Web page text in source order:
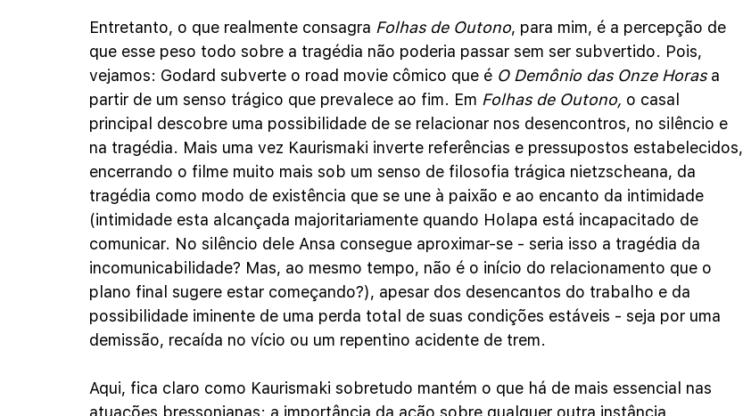
Entretanto, o que realmente consagra Folhas de Outono, para mim, é a percepção de
que esse peso todo sobre a tragédia não poderia passar sem ser subvertido. Pois,
vejamos: Godard subverte o road movie cômico que é O Demônio das Onze Horas a
partir de um senso trágico que prevalece ao fim. Em Folhas de Outono, o casal
principal descobre uma possibilidade de se relacionar nos desencontros, no silêncio e
na tragédia. Mais uma vez Kaurismaki inverte referências e pressupostos estabelecidos,
encerrando o filme muito mais sob um senso de filosofia trágica nietzscheana, da
tragédia como modo de existência que se une à paixão e ao encanto da intimidade
(intimidade esta alcançada majoritariamente quando Holapa está incapacitado de
comunicar. No silêncio dele Ansa consegue aproximar-se - seria isso a tragédia da
incomunicabilidade? Mas, ao mesmo tempo, não é o início do relacionamento que o
plano final sugere estar começando?), apesar dos desencantos do trabalho e da
possibilidade iminente de uma perda total de suas condições estáveis - seja por uma
demissão, recaída no vício ou um repentino acidente de trem.
Aqui, fica claro como Kaurismaki sobretudo mantém o que há de mais essencial nas
atuações bressonianas: a importância da ação sobre qualquer outra instância